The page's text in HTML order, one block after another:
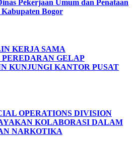
Pekerjaan Umum dan Penataan
Bogor
KERJA SAMA
GELAP
KUNJUNGI KANTOR PUSAT
OPERATIONS DIVISION
KOLABORASI DALAM
NARKOTIKA